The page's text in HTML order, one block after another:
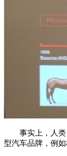
事实上，人类自
型汽车品牌，例如